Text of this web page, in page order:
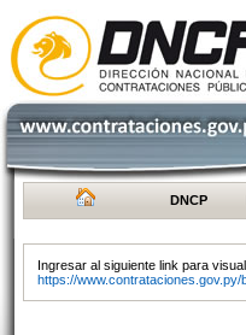
DNCP
Ingresar al siguiente link para
https://